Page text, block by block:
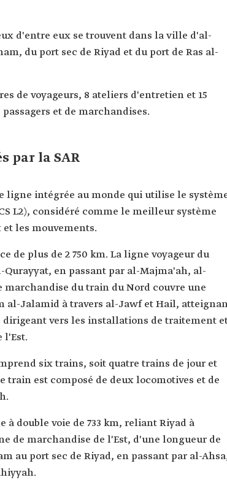
d'entre eux se trouvent dans la ville d'al-
du port sec de Riyad et du port de Ras al-
de voyageurs, 8 ateliers d'entretien et 15
et de marchandises.
par la SAR
intégrée au monde qui utilise le
L2), considéré comme le meilleur système
les mouvements.
de plus de 2 750 km. La ligne voyageur du
Qurayyat, en passant par al-Majma'ah, al-
du train du Nord couvre une
al-Jalamid à travers al-Jawf et Hail,
vers les installations de traitement
l'Est.
six trains, soit quatre trains de jour et
est composé de deux locomotives et de
double voie de 733 km, reliant Riyad à
de marchandise de l'Est, d'une longueur de
au port sec de Riyad, en passant par al-